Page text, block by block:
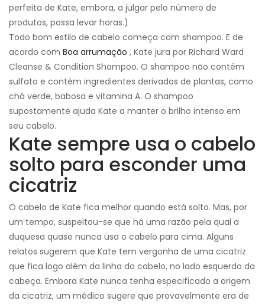
perfeita de Kate, embora, a julgar pelo número de
produtos, possa levar horas.)
Todo bom estilo de cabelo começa com shampoo. E de
acordo com Boa arrumação , Kate jura por Richard Ward
Cleanse & Condition Shampoo. O shampoo não contém
sulfato e contém ingredientes derivados de plantas, como
chá verde, babosa e vitamina A. O shampoo
supostamente ajuda Kate a manter o brilho intenso em
seu cabelo.
Kate sempre usa o cabelo
solto para esconder uma
cicatriz
O cabelo de Kate fica melhor quando está solto. Mas, por
um tempo, suspeitou-se que há uma razão pela qual a
duquesa quase nunca usa o cabelo para cima. Alguns
relatos sugerem que Kate tem vergonha de uma cicatriz
que fica logo além da linha do cabelo, no lado esquerdo da
cabeça. Embora Kate nunca tenha especificado a origem
da cicatriz, um médico sugere que provavelmente era de